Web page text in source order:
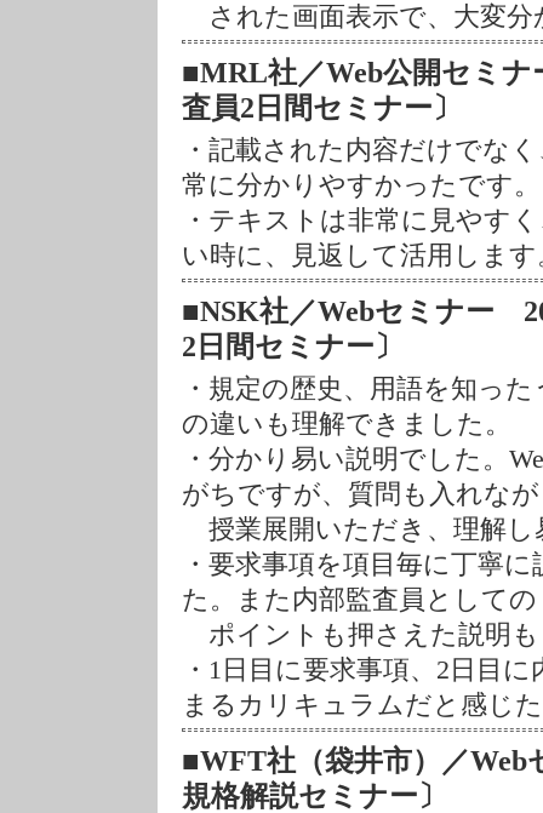
された画面表示で、大変
■MRL社／Web公開セミナ
査員2日間セミナー〕
・記載された内容だけでな
常に分かりやすかったです。
・テキストは非常に見やす
い時に、見返して活用します
■NSK社／Webセミナー
2日間セミナー〕
・規定の歴史、用語を知っ
の違いも理解できました。
・分かり易い説明でした。
がちですが、質問も入れな
授業展開いただき、理解し
・要求事項を項目毎に丁寧
た。また内部監査員としての
ポイントも押さえた説明
・1日目に要求事項、2日目
まるカリキュラムだと感じ
■WFT社（袋井市）／Web
規格解説セミナー〕